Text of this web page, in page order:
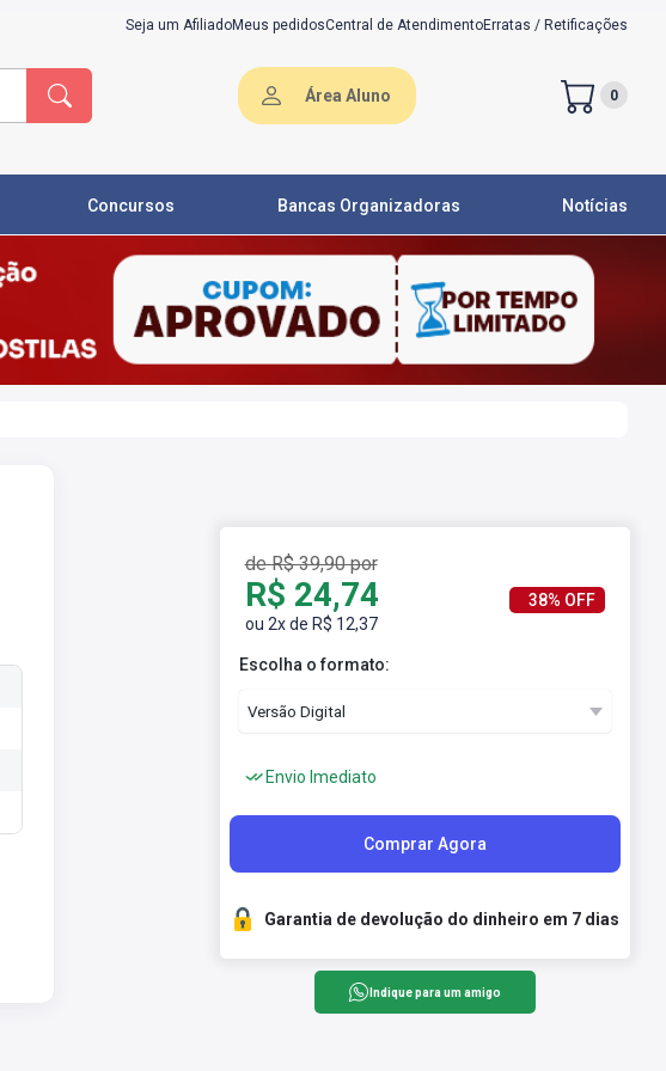
Seja um AfiliadoMeus pedidosCentral de AtendimentoErratas / Retificações
Área Aluno 0
Concursos Bancas Organizadoras Notícias
de R$ 39,90 por
R$ 24,74
ou 2x de R$ 12,37
38% OFF
Escolha o formato:
Envio Imediato
Comprar Agora
Garantia de devolução do dinheiro em 7 dias
Indique para um amigo